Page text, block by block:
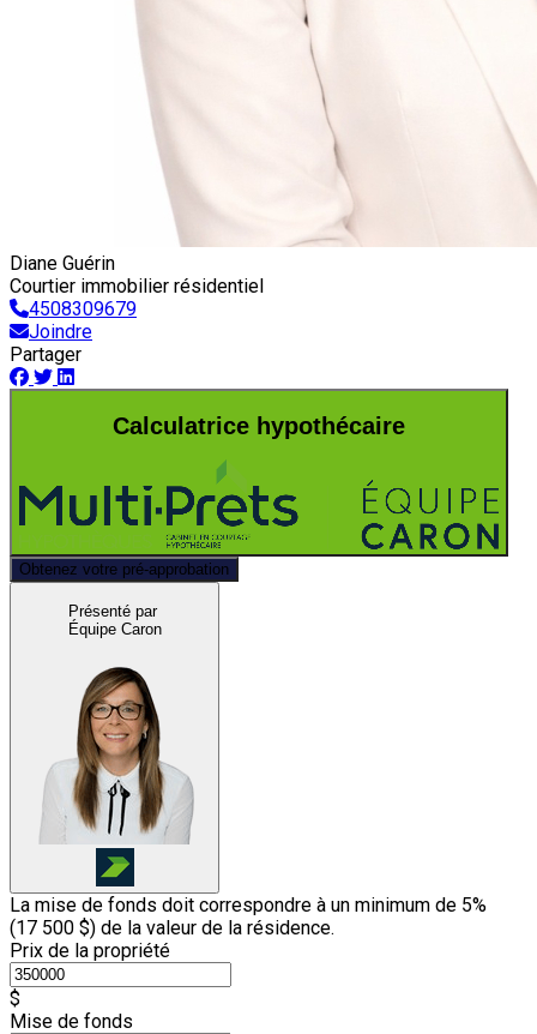
Diane Guérin
Courtier immobilier résidentiel
4508309679
Joindre
Partager
Calculatrice hypothécaire
Obtenez votre pré-approbation
Présenté par
Équipe Caron
La mise de fonds doit correspondre à un minimum de 5%
(17 500 $) de la valeur de la résidence.
Prix de la propriété
$
Mise de fonds